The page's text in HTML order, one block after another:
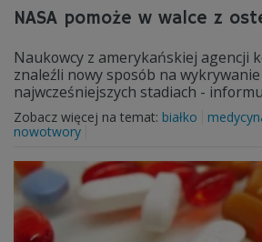
NASA pomoże w walce z
Naukowcy z amerykańskiej agencji
znaleźli nowy sposób na
najwcześniejszych stadiach -
Zobacz więcej na temat: białko
nowotwory